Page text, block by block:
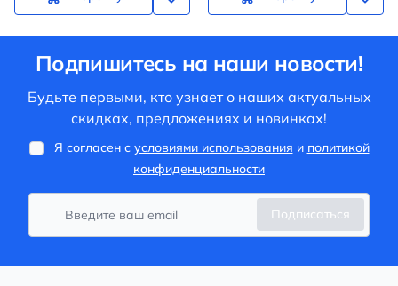
Подпишитесь на наши новости!
Будьте первыми, кто узнает о наших актуальных
скидках, предложениях и новинках!
Я согласен с условиями использования и политикой
конфиденциальности
Подписаться